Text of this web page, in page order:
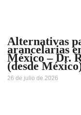
Alternativas
arancelarias
México – Dr.
(desde
26 de julio de 2026